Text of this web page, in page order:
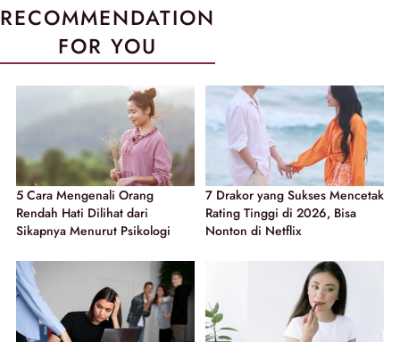
RECOMMENDATION
FOR YOU
5 Cara Mengenali Orang
Rendah Hati Dilihat dari
Sikapnya Menurut Psikologi
7 Drakor yang Sukses Mencetak
Rating Tinggi di 2026, Bisa
Nonton di Netflix